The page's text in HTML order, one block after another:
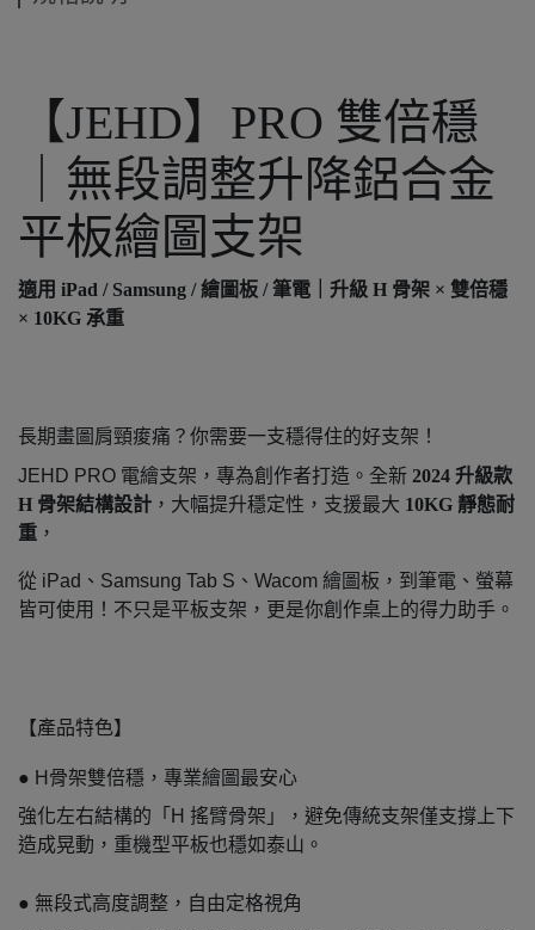
【JEHD】PRO 雙倍穩
｜無段調整升降鋁合金
平板繪圖支架
適用 iPad / Samsung / 繪圖板 / 筆電｜升級 H 骨架 × 雙倍穩
× 10KG 承重
長期畫圖肩頸痠痛？你需要一支穩得住的好支架！
JEHD PRO 電繪支架，專為創作者打造。全新 2024 升級款
H 骨架結構設計 ，大幅提升穩定性，支援最大 10KG 靜態耐
重 ，
從 iPad、Samsung Tab S、Wacom 繪圖板，到筆電、螢幕
皆可使用！不只是平板支架，更是你創作桌上的得力助手。
【產品特色】
● H骨架雙倍穩，專業繪圖最安心
強化左右結構的「H 搖臂骨架」，避免傳統支架僅支撐上下
造成晃動，重機型平板也穩如泰山。
● 無段式高度調整，自由定格視角